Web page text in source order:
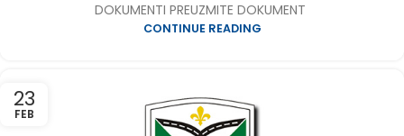
DOKUMENTI PREUZMITE DOKUMENT
CONTINUE READING
23
FEB